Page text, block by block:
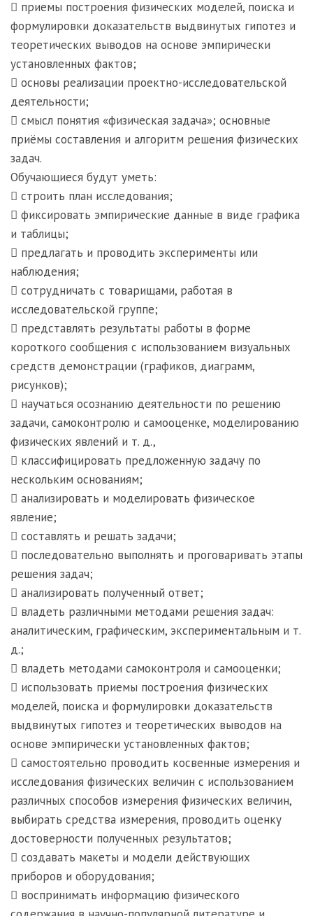
 приемы построения физических моделей, поиска и
формулировки доказательств выдвинутых гипотез и
теоретических выводов на основе эмпирически
установленных фактов;
 основы реализации проектно-исследовательской
деятельности;
 смысл понятия «физическая задача»; основные
приёмы составления и алгоритм решения физических
задач.
Обучающиеся будут уметь:
 строить план исследования;
 фиксировать эмпирические данные в виде графика
и таблицы;
 предлагать и проводить эксперименты или
наблюдения;
 сотрудничать с товарищами, работая в
исследовательской группе;
 представлять результаты работы в форме
короткого сообщения с использованием визуальных
средств демонстрации (графиков, диаграмм,
рисунков);
 научаться осознанию деятельности по решению
задачи, самоконтролю и самооценке, моделированию
физических явлений и т. д.,
 классифицировать предложенную задачу по
нескольким основаниям;
 анализировать и моделировать физическое
явление;
 составлять и решать задачи;
 последовательно выполнять и проговаривать этапы
решения задач;
 анализировать полученный ответ;
 владеть различными методами решения задач:
аналитическим, графическим, экспериментальным и т.
д.;
 владеть методами самоконтроля и самооценки;
 использовать приемы построения физических
моделей, поиска и формулировки доказательств
выдвинутых гипотез и теоретических выводов на
основе эмпирически установленных фактов;
 самостоятельно проводить косвенные измерения и
исследования физических величин с использованием
различных способов измерения физических величин,
выбирать средства измерения, проводить оценку
достоверности полученных результатов;
 создавать макеты и модели действующих
приборов и оборудования;
 воспринимать информацию физического